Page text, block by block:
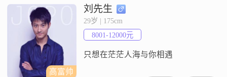
较稳定，对待感情的态度是专一忠
诚的##3002##在生活状态上，我比
较看重工作与生活的平衡，追求简
单纯粹的日子##3002##闲暇的时候
高富帅
刘先生
29岁 | 175cm
8001-12000元
只想在茫茫人海与你相遇